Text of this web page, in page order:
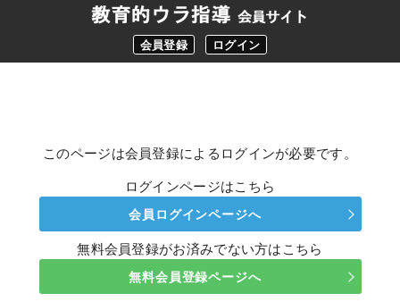
会員登録 ログイン
このページは会員登録によるログインが必要です。
ログインページはこちら
会員ログインページへ
無料会員登録がお済みでない方はこちら
無料会員登録ページへ